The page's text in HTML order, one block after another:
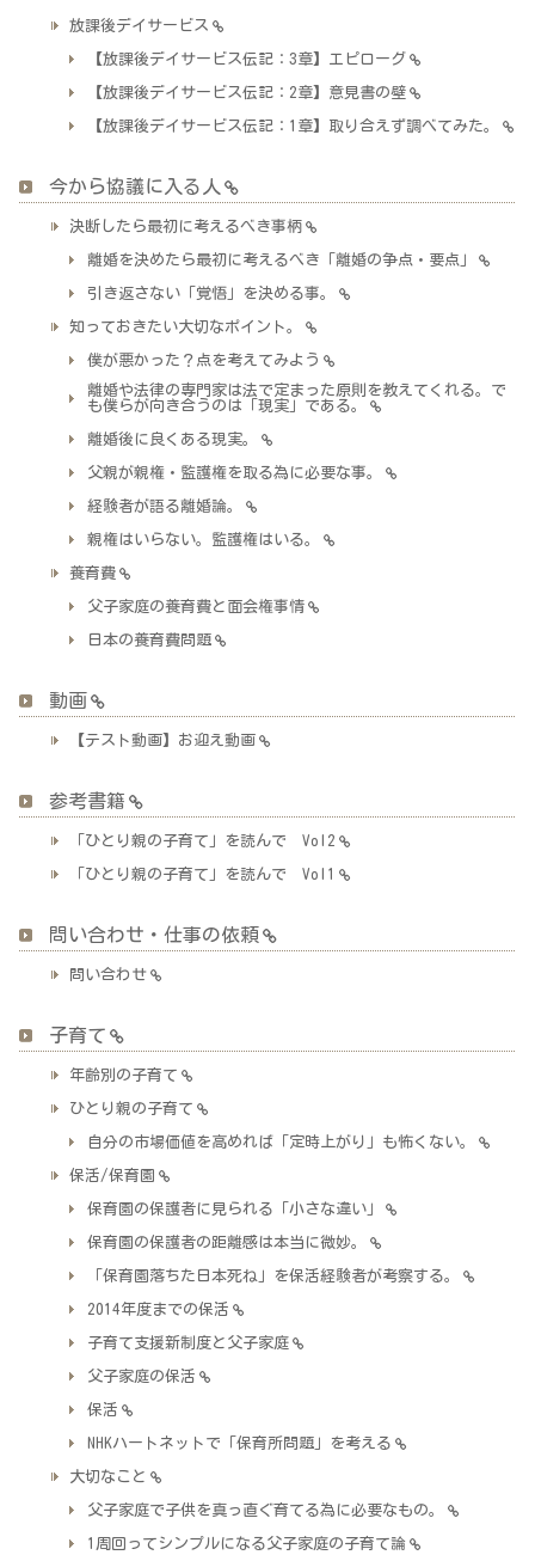
放課後デイサービス
【放課後デイサービス伝記：3章】エピローグ
【放課後デイサービス伝記：2章】意見書の壁
【放課後デイサービス伝記：1章】取り合えず調べてみた。
今から協議に入る人
決断したら最初に考えるべき事柄
離婚を決めたら最初に考えるべき「離婚の争点・要点」
引き返さない「覚悟」を決める事。
知っておきたい大切なポイント。
僕が悪かった？点を考えてみよう
離婚や法律の専門家は法で定まった原則を教えてくれる。で
も僕らが向き合うのは「現実」である。
離婚後に良くある現実。
父親が親権・監護権を取る為に必要な事。
経験者が語る離婚論。
親権はいらない。監護権はいる。
養育費
父子家庭の養育費と面会権事情
日本の養育費問題
動画
【テスト動画】お迎え動画
参考書籍
「ひとり親の子育て」を読んで Vol2
「ひとり親の子育て」を読んで Vol1
問い合わせ・仕事の依頼
問い合わせ
子育て
年齢別の子育て
ひとり親の子育て
自分の市場価値を高めれば「定時上がり」も怖くない。
保活/保育園
保育園の保護者に見られる「小さな違い」
保育園の保護者の距離感は本当に微妙。
「保育園落ちた日本死ね」を保活経験者が考察する。
2014年度までの保活
子育て支援新制度と父子家庭
父子家庭の保活
保活
NHKハートネットで「保育所問題」を考える
大切なこと
父子家庭で子供を真っ直ぐ育てる為に必要なもの。
1周回ってシンプルになる父子家庭の子育て論